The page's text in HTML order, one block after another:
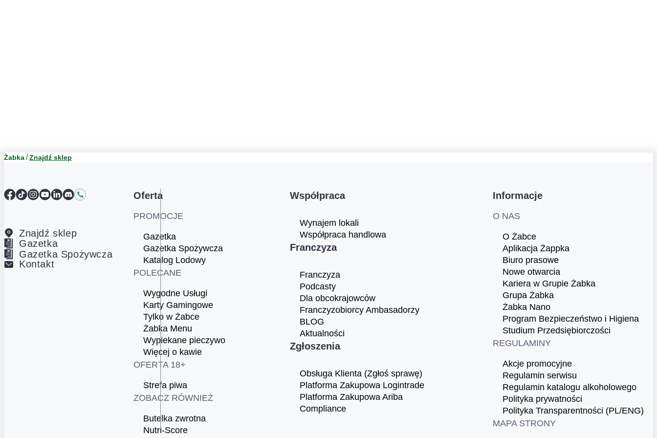
Żabka Znajdź sklep
Facebook
TikTokInstagram
YouTube
LinkedIn
DiscordKontakt
Znajdź sklep
Gazetka
Gazetka Spożywcza
Kontakt
Oferta
PROMOCJE
Gazetka
Gazetka Spożywcza
Katalog Lodowy
POLECANE
Wygodne Usługi
Karty Gamingowe
Tylko w Żabce
Żabka Menu
Wypiekane pieczywo
Więcej o kawie
OFERTA 18+
Strefa piwa
ZOBACZ RÓWNIEŻ
Butelka zwrotna
Nutri-Score
Współpraca
Wynajem lokali
Współpraca handlowa
Franczyza
Franczyza
Podcasty
Dla obcokrajowców
Franczyzobiorcy Ambasadorzy
BLOG
Aktualności
Zgłoszenia
Obsługa Klienta (Zgłoś sprawę)
Platforma Zakupowa Logintrade
Platforma Zakupowa Ariba
Compliance
Informacje
O NAS
O Żabce
Aplikacja Żappka
Biuro prasowe
Nowe otwarcia
Kariera w Grupie Żabka
Grupa Żabka
Żabka Nano
Program Bezpieczeństwo i Higiena
Studium Przedsiębiorczości
REGULAMINY
Akcje promocyjne
Regulamin serwisu
Regulamin katalogu alkoholowego
Polityka prywatności
Polityka Transparentności (PL/ENG)
MAPA STRONY